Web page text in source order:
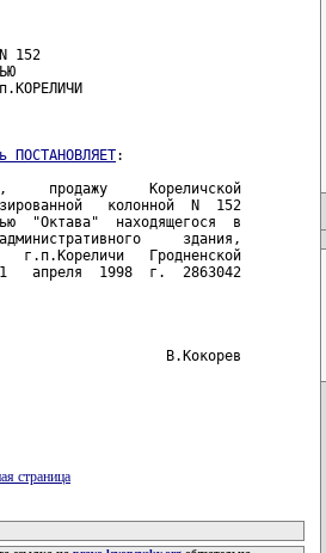
152
ПОСТАНОВЛЯЕТ:
продажу     Кореличской
колонной  N  152
"Октава"  находящегося  в
здания,
г.п.Кореличи   Гродненской
апреля  1998  г.  2863042
В.Кокорев
страница